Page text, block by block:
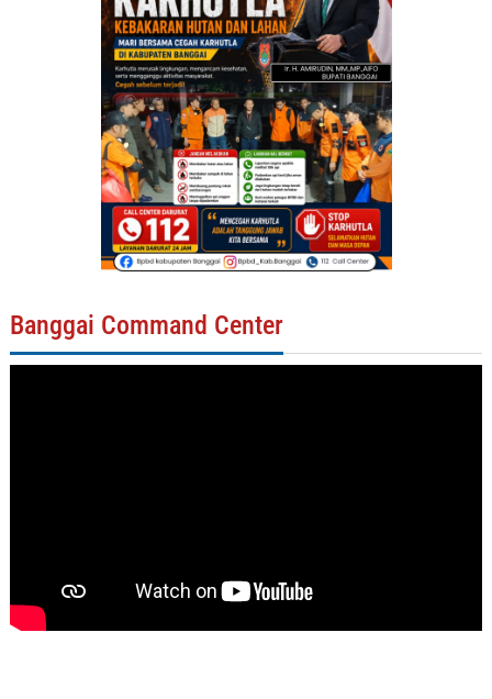
Banggai Command Center